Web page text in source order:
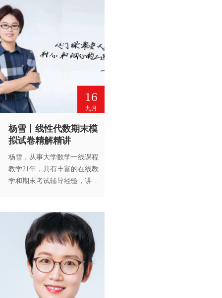
出版社书面许可，请勿转载。
16
九月
杨雪丨线性代数期末模
拟试卷精解精讲
杨雪，从事大学数学一线课程
教学21年，具有丰富的在线教
学和期末考试辅导经验，讲课
板。线性代数期末模拟试卷精
解精讲。未经高等教育出版社
书面许可，谢绝转载。